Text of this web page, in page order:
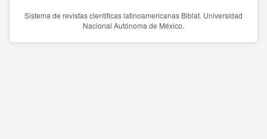
Sistema de revistas científicas latinoamericanas Biblat. Universidad
Nacional Autónoma de México.